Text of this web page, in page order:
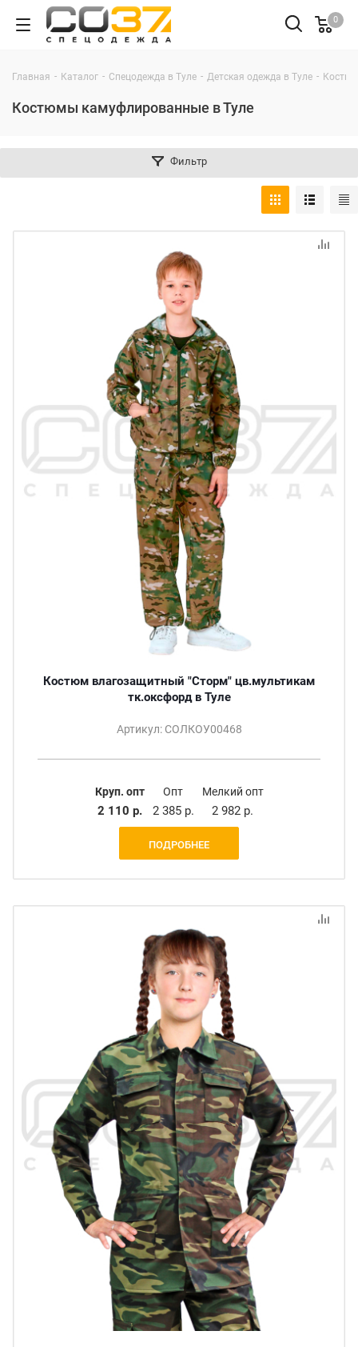
0
Главная - Каталог - Спецодежда в Туле - Детская одежда в Туле -
Костюмы камуфлированные в Туле
Фильтр
Костюм влагозащитный "Сторм" цв.мультикам
тк.оксфорд в Туле
Артикул: СОЛКОУ00468
Круп. опт
2 110 р.
Опт
2 385 р.
Мелкий опт
2 982 р.
ПОДРОБНЕЕ